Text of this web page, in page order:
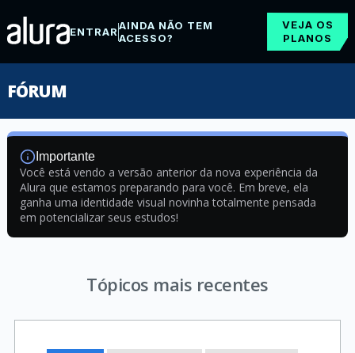
ENTRARAINDA NÃO TEM
ACESSO?
VEJA OS
PLANOS
FÓRUM
Importante
Você está vendo a versão anterior da nova experiência da
Alura que estamos preparando para você. Em breve, ela
ganha uma identidade visual novinha totalmente pensada
em potencializar seus estudos!
Tópicos mais recentes